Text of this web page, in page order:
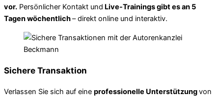
vor. Persönlicher Kontakt und Live-Trainings gibt es an 5
Tagen wöchentlich– direkt online und interaktiv.
Sichere Transaktion
Verlassen Sie sich auf eine professionelle Unterstützungvon